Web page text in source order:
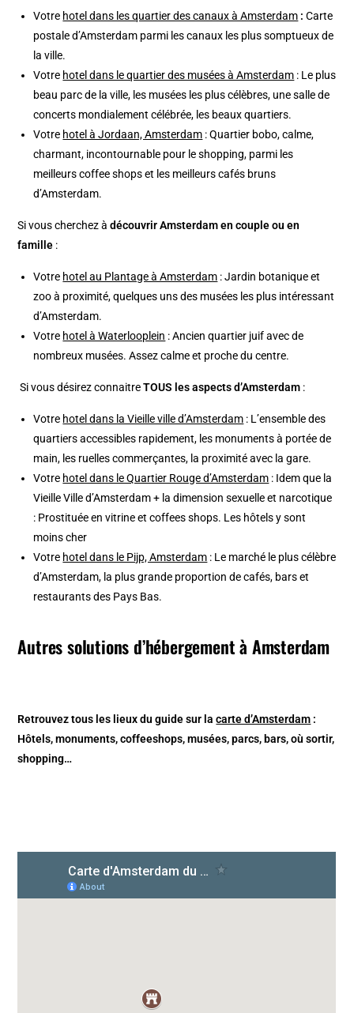
Votre hotel dans les quartier des canaux à Amsterdam :Carte
postale d’Amsterdam parmi les canaux les plus somptueux de
la ville.
Votre hotel dans le quartier des musées à Amsterdam : Le plus
beau parc de la ville, les musées les plus célèbres, une salle de
concerts mondialement célébrée, les beaux quartiers.
Votre hotel à Jordaan, Amsterdam : Quartier bobo, calme,
charmant, incontournable pour le shopping, parmi les
meilleurs coffee shops et les meilleurs cafés bruns
d’Amsterdam.
Si vous cherchez àdécouvrir Amsterdam en couple ou en
famille :
Votre hotel au Plantage à Amsterdam : Jardin botanique et
zoo à proximité, quelques uns des musées les plus intéressant
d’Amsterdam.
Votre hotel à Waterlooplein : Ancien quartier juif avec de
nombreux musées. Assez calme et proche du centre.
Si vous désirez connaitreTOUS les aspects d’Amsterdam :
Votre hotel dans la Vieille ville d’Amsterdam : L’ensemble des
quartiers accessibles rapidement, les monuments à portée de
main, les ruelles commerçantes, la proximité avec la gare.
Votre hotel dans le Quartier Rouge d’Amsterdam : Idem que la
Vieille Ville d’Amsterdam + la dimension sexuelle et narcotique
: Prostituée en vitrine et coffees shops. Les hôtels y sont
moins cher
Votre hotel dans le Pijp, Amsterdam : Le marché le plus célèbre
d’Amsterdam, la plus grande proportion de cafés, bars et
restaurants des Pays Bas.
Autres solutions d’hébergement à Amsterdam
Retrouvez tous les lieux du guide sur lacarte d’Amsterdam :
Hôtels, monuments, coffeeshops, musées, parcs, bars, où sortir,
shopping…